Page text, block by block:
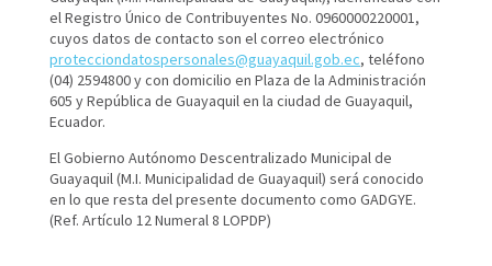
el Registro Único de Contribuyentes No. 0960000220001,
cuyos datos de contacto son el correo electrónico
protecciondatospersonales@guayaquil.gob.ec, teléfono
(04) 2594800 y con domicilio en Plaza de la Administración
605 y República de Guayaquil en la ciudad de Guayaquil,
Ecuador.
El Gobierno Autónomo Descentralizado Municipal de
Guayaquil (M.I. Municipalidad de Guayaquil) será conocido
en lo que resta del presente documento como GADGYE.
(Ref. Artículo 12 Numeral 8 LOPDP)